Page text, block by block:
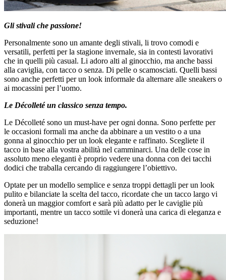
Gli stivali che passione!
Personalmente sono un amante degli stivali, li trovo comodi e
versatili, perfetti per la stagione invernale, sia in contesti lavorativi
che in quelli più casual. Li adoro alti al ginocchio, ma anche bassi
alla caviglia, con tacco o senza. Di pelle o scamosciati. Quelli bassi
sono anche perfetti per un look informale da alternare alle sneakers o
ai mocassini per l’uomo.
Le Décolleté un classico senza tempo.
Le Décolleté sono un must-have per ogni donna. Sono perfette per
le occasioni formali ma anche da abbinare a un vestito o a una
gonna al ginocchio per un look elegante e raffinato. Scegliete il
tacco in base alla vostra abilità nel camminarci. Una delle cose in
assoluto meno eleganti è proprio vedere una donna con dei tacchi
dodici che traballa cercando di raggiungere l’obiettivo.
Optate per un modello semplice e senza troppi dettagli per un look
pulito e bilanciate la scelta del tacco, ricordate che un tacco largo vi
donerà un maggior comfort e sarà più adatto per le caviglie più
importanti, mentre un tacco sottile vi donerà una carica di eleganza e
seduzione!